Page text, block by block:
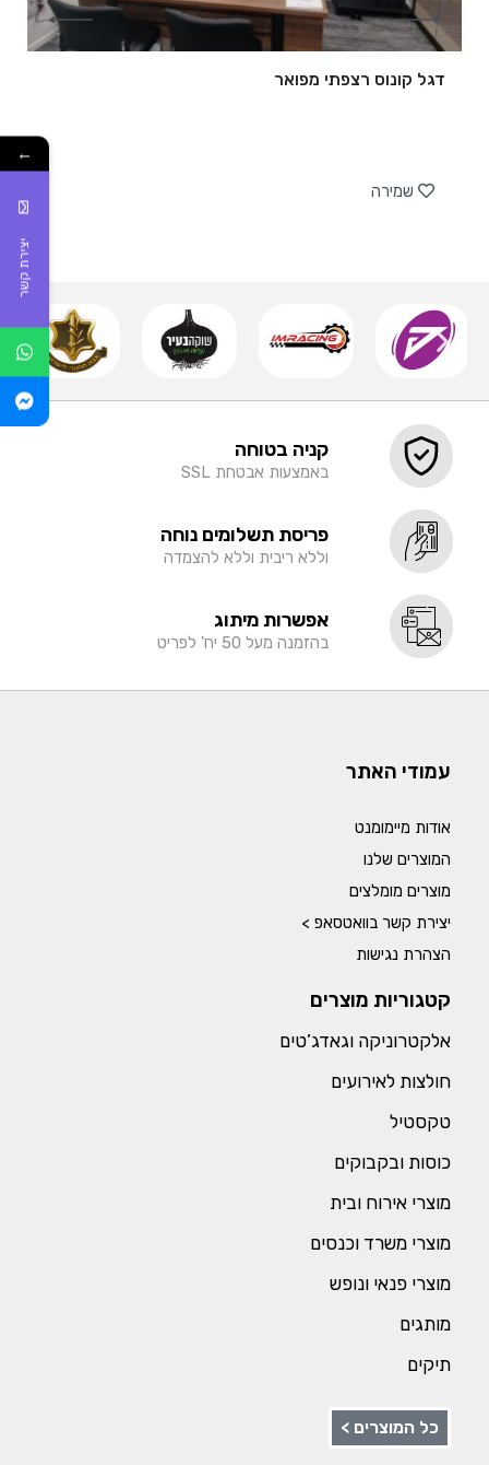
דגל קונוס רצפתי מפואר
שמירה
קניה בטוחה
באמצעות אבטחת SSL
פריסת תשלומים נוחה
וללא ריבית וללא להצמדה
אפשרות מיתוג
בהזמנה מעל 50 יח' לפריט
עמודי האתר
אודות מיימומנט
המוצרים שלנו
מוצרים מומלצים
יצירת קשר בוואטסאפ >
הצהרת נגישות
קטגוריות מוצרים
אלקטרוניקה וגאדג’טים
חולצות לאירועים
טקסטיל
כוסות ובקבוקים
מוצרי אירוח ובית
מוצרי משרד וכנסים
מוצרי פנאי ונופש
מותגים
תיקים
כל המוצרים >
←
יצירת קשר